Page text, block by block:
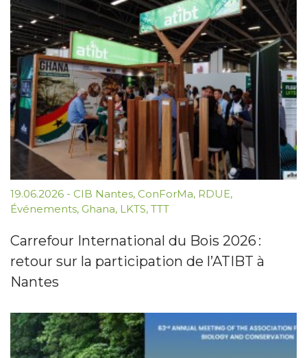
19.06.2026 - CIB Nantes, ConForMa, RDUE,
Événements, Ghana, LKTS, TTT
Carrefour International du Bois 2026 :
retour sur la participation de l’ATIBT à
Nantes